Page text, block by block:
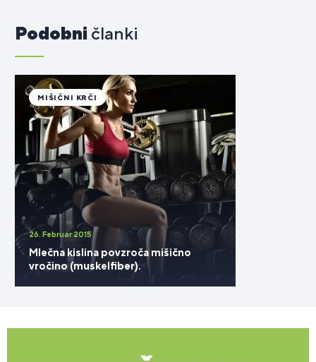
Podobni članki
26. Februar 2015
Mlečna kislina povzroča mišično
vročino (muskelfiber).
MIŠIČNI KRČI